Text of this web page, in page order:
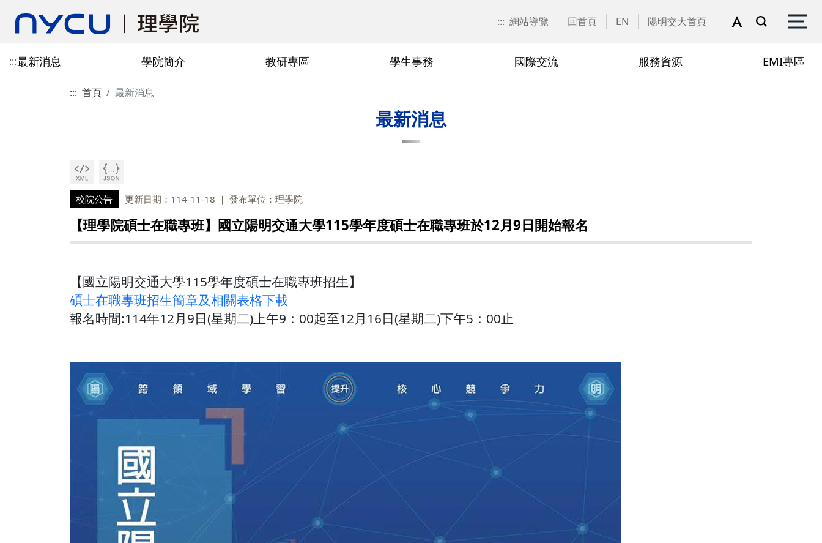
::: 網站導覽 回首頁 EN 陽明交大首頁
:::最新消息 學院簡介 教研專區 學生事務 國際交流 服務資源 EMI專區
::: 首頁 最新消息
最新消息
校院公告 更新日期：114-11-18 發布單位：理學院
【理學院碩士在職專班】國立陽明交通大學115學年度碩士在職專班於12月9日開始報名
【國立陽明交通大學115學年度碩士在職專班招生】
碩士在職專班招生簡章及相關表格下載
報名時間:114年12月9日(星期二)上午9：00起至12月16日(星期二)下午5：00止